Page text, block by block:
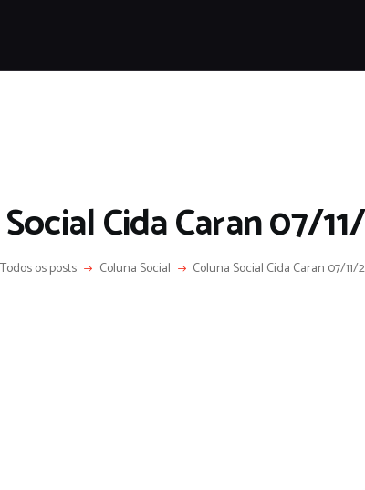
Cida Caran 07/
Todos os posts Coluna Social Coluna Social Cida Caran 07/11/